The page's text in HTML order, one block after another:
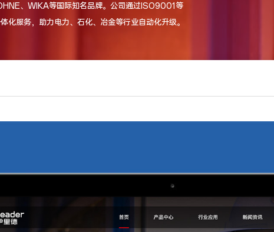
、WIKA等国际知名品牌。公司通过ISO9001等
化服务，助力电力、石化、冶金等行业自动化升级。